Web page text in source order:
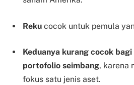
Reku cocok untuk pemula
Keduanya kurang cocok
portofolio seimbang, karena
fokus satu jenis aset.